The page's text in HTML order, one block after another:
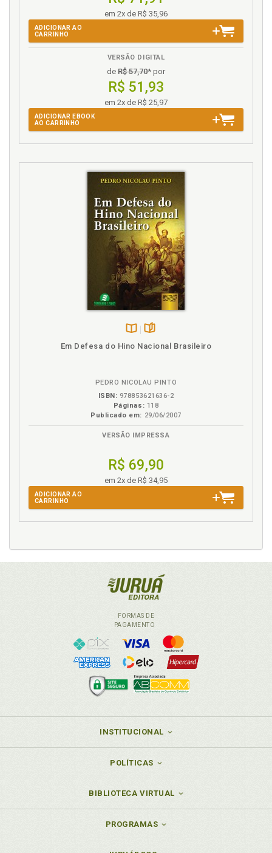
em 2x de R$ 35,96
ADICIONAR AO
CARRINHO
VERSÃO DIGITAL
de R$ 57,70* por
R$ 51,93
em 2x de R$ 25,97
ADICIONAR EBOOK
AO CARRINHO
páginas
Em Defesa do Hino Nacional Brasileiro
PEDRO NICOLAU PINTO
ISBN: 978853621636-2
Páginas: 118
Publicado em: 29/06/2007
VERSÃO IMPRESSA
R$ 69,90
em 2x de R$ 34,95
ADICIONAR AO
CARRINHO
FORMAS DE
PAGAMENTO
INSTITUCIONAL
POLÍTICAS
BIBLIOTECA VIRTUAL
PROGRAMAS